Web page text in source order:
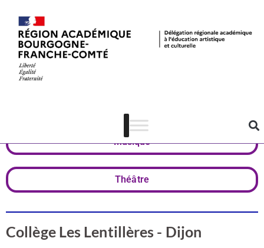
Musique
Théâtre
Collège Les Lentillères - Dijon